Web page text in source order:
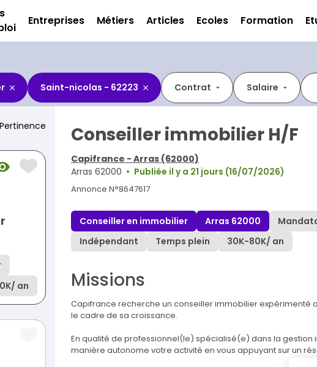
Entreprises Métiers Articles Ecoles Formation
Saint-nicolas - 62223 Contrat Salaire
Pertinence
/ an
Conseiller immobilier H/F
Capifrance - Arras (62000)
Arras 62000
Publiée il y a 21 jours (16/07/2026)
Annonce N°8647617
Conseiller en immobilier Arras 62000
Indépendant
Temps plein 30K-80K/ an
Missions
Capifrance recherche un conseiller immobilier expérimenté
le cadre de sa croissance.
En qualité de professionnel(le) spécialisé(e) dans la gestion
manière autonome votre activité en vous appuyant sur un